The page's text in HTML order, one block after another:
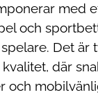
med
och
Det är
där
och